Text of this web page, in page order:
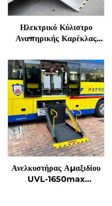
Ηλεκτρικό Κύλιστρο
Αναπηρικής Καρέκλας
Ανελκυστήρας Αμαξιδίου
UVL-1650max